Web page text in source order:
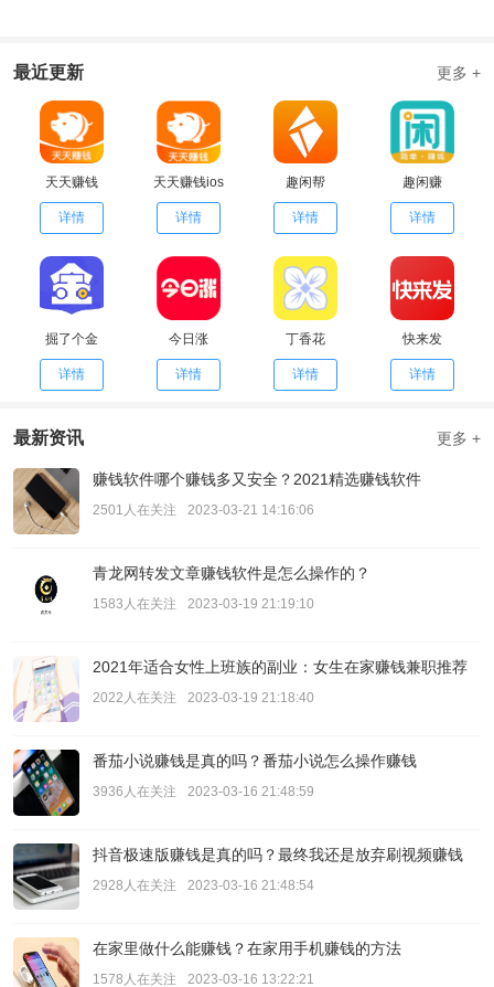
最近更新 更多 +
天天赚钱
详情
天天赚钱ios
详情
趣闲帮
详情
趣闲赚
详情
掘了个金
详情
今日涨
详情
丁香花
详情
快来发
详情
最新资讯 更多 +
赚钱软件哪个赚钱多又安全？2021精选赚钱软件
2501人在关注 2023-03-21 14:16:06
青龙网转发文章赚钱软件是怎么操作的？
1583人在关注 2023-03-19 21:19:10
2021年适合女性上班族的副业：女生在家赚钱兼职推荐
2022人在关注 2023-03-19 21:18:40
番茄小说赚钱是真的吗？番茄小说怎么操作赚钱
3936人在关注 2023-03-16 21:48:59
抖音极速版赚钱是真的吗？最终我还是放弃刷视频赚钱
2928人在关注 2023-03-16 21:48:54
在家里做什么能赚钱？在家用手机赚钱的方法
1578人在关注 2023-03-16 13:22:21